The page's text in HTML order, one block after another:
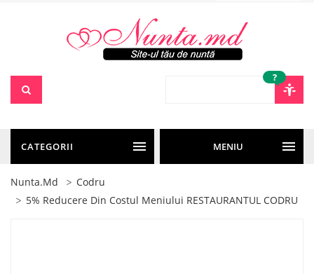
?
CATEGORII MENIU
Nunta.md
Codru
5% Reducere Din Costul Meniului RESTAURANTUL CODRU